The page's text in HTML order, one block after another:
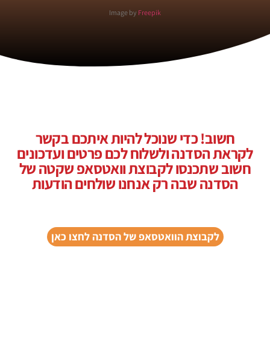
Image by Freepik
חשוב! כדי שנוכל להיות איתכם בקשר
לקראת הסדנה ולשלוח לכם פרטים ועדכונים
חשוב שתכנסו לקבוצת וואטסאפ שקטה של
הסדנה שבה רק אנחנו שולחים הודעות
לקבוצת הוואטסאפ של הסדנה לחצו כאן